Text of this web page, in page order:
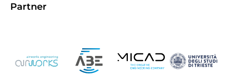
Partner